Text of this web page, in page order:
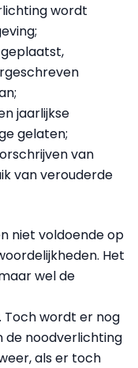
wordt
jaarlijkse
gelaten;
van
van verouderde
niet voldoende op
Het
wel de
wordt er nog
de noodverlichting
als er toch